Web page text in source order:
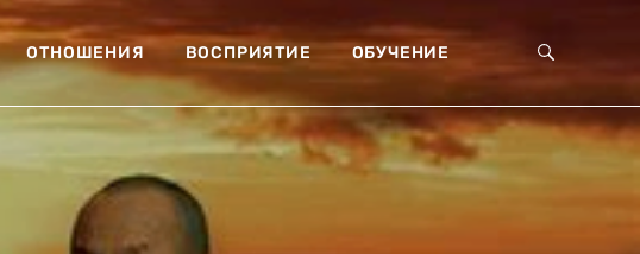
ОТНОШЕНИЯ ВОСПРИЯТИЕ ОБУЧЕНИЕ